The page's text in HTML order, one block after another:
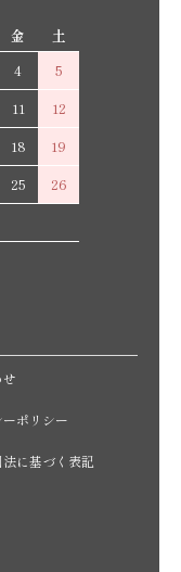
金
土
4
5
11
12
18
19
25
26
ポリシー
に基づく表記